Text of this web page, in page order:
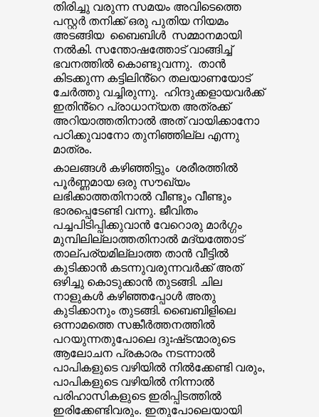
തിരിച്ചു വരുന്ന സമയം അവിടെത്തെ
പസ്റ്റർ തനിക്ക് ഒരു പുതിയ നിയമം
അടങ്ങിയ ബൈബിൾ സമ്മാനമായി
നൽകി. സന്തോഷത്തോട് വാങ്ങിച്ച്
ഭവനത്തിൽ കൊണ്ടുവന്നു. താൻ
കിടക്കുന്ന കട്ടിലിൻ്റെ തലയാണയോട്
ചേർത്തു വച്ചിരുന്നു. ഹിന്ദുക്കളായവർക്ക്
ഇതിൻ്റെ പ്രാധാന്യത അത്രക്ക്
അറിയാത്തതിനാൽ അത് വായിക്കാനോ
പഠിക്കുവാനോ തുനിഞ്ഞില്ല എന്നു
മാത്രം.
കാലങ്ങൾ കഴിഞ്ഞിട്ടും ശരീരത്തിൽ
പൂർണ്ണമായ ഒരു സൗഖ്യം
ലഭിക്കാത്തതിനാൽ വീണ്ടും വീണ്ടും
ഭാരപ്പെടേണ്ടി വന്നു. ജീവിതം
പച്ചപിടിപ്പിക്കുവാൻ വേറൊരു മാർഗ്ഗം
മുമ്പിലില്ലാത്തതിനാൽ മദ്യത്തോട്
താല്പര്യമില്ലാത്ത താൻ വീട്ടിൽ
കുടിക്കാൻ കടന്നുവരുന്നവർക്ക് അത്
ഒഴിച്ചു കൊടുക്കാൻ തുടങ്ങി. ചില
നാളുകൾ കഴിഞ്ഞപ്പോൾ അതു
കുടിക്കാനും തുടങ്ങി. ബൈബിളിലെ
ഒന്നാമത്തെ സങ്കീർത്തനത്തിൽ
പറയുന്നതുപോലെ ദുഃഷ്‌ടന്മാരുടെ
ആലോചന പ്രകാരം നടന്നാൽ
പാപികളുടെ വഴിയിൽ നിൽക്കേണ്ടി വരും,
പാപികളുടെ വഴിയിൽ നിന്നാൽ
പരിഹാസികളുടെ ഇരിപ്പിടത്തിൽ
ഇരിക്കേണ്ടിവരും. ഇതുപോലെയായി